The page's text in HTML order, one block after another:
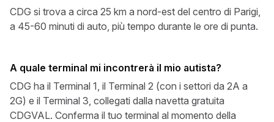
CDG si trova a circa 25 km a nord-est del centro di Parigi,
a 45-60 minuti di auto, più tempo durante le ore di punta.
A quale terminal mi incontrerà il mio autista?
CDG ha il Terminal 1, il Terminal 2 (con i settori da 2A a
2G) e il Terminal 3, collegati dalla navetta gratuita
CDGVAL. Conferma il tuo terminal al momento della